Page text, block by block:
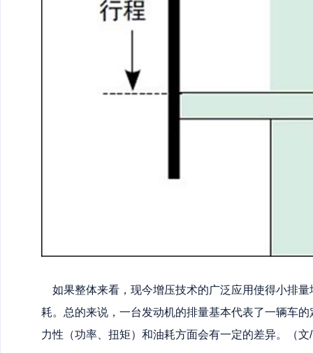
如果整体来看，现今增压技术的广泛应用使得小排
耗。总的来说，一台发动机的排量基本代表了一辆车
力性（功率、扭矩）和油耗方面会有一定的差异。（文